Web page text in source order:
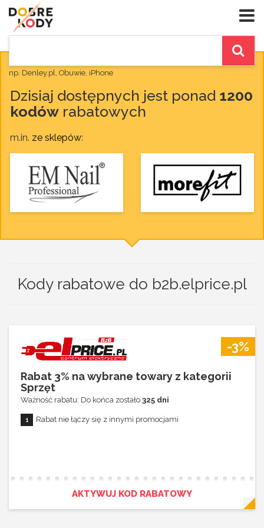
np. Denley.pl, Obuwie, iPhone
Dzisiaj dostępnych jest ponad 1200
kodów rabatowych
m.in. ze sklepów:
Kody rabatowe do b2b.elprice.pl
-3%
Rabat 3% na wybrane towary z kategorii
Sprzęt
Ważność rabatu: Do końca zostało 325 dni
Rabat nie łączy się z innymi promocjami
AKTYWUJ KOD RABATOWY